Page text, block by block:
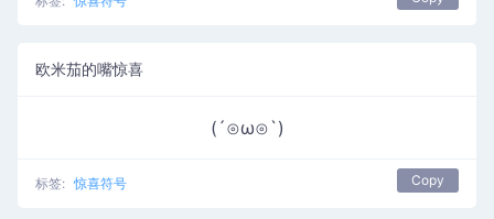
欧米茄的嘴惊喜
(´⊙ω⊙`)
标签: 惊喜符号 Copy